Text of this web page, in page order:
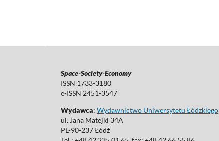
Space-Society-Economy
ISSN 1733-3180
e-ISSN 2451-3547
Wydawca: Wydawnictwo Uniwersytetu Łódzkiego
ul. Jana Matejki 34A
PL-90-237 Łódź